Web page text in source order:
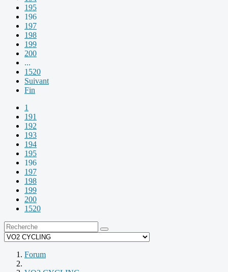
195
196
197
198
199
200
...
1520
Suivant
Fin
1
191
192
193
194
195
196
197
198
199
200
1520
Forum